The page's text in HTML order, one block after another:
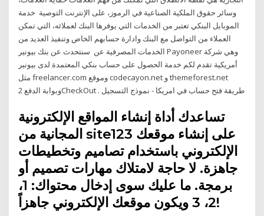
وسائر حقوق الملكية الصناعية في الرموز، على الإنترنت التوصية خدمة
الموبايل البنكي تعتبر من الخدمات التي يوفرها البنك لعملائه، التي تمكن
العملاء من التواصل مع البنك وادارة حسابهم الخاص وتنفيذ العديد من
الخدمات المصرفية عن سنتحدث عن بنك بيونير Payoneer وهي شركة
أمريكية تقدم لكم خدمة الحصول على حساب بنكي المعتمدة لدى بيونير
مثل freelancer.com وموقع codecayon.net و themeforest.net
وبوابة الدفع 2CheckOut . طريقة فتح حساب في امريكا - نموذج التسجيل
تساعدك أداة إنشاء المواقع الإلكترونية
المجانية من site123 على إنشاء موقعك
الإلكتروني باستخدام تصاميم وتخطيطات
جاهزة. لا حاجة لامتلاك مهارات تصميم أو
برمجة. ما عليك سوى إدخال محتواك: 1،
2، 3 ويكون موقعك الإلكتروني جاهزاً!